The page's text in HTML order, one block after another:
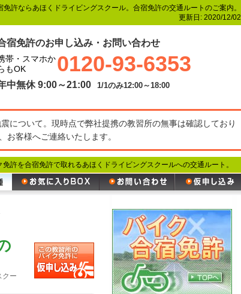
免許ならあほくドライビングスクール。合宿免許の交通ルートのご案内。
更新日: 2020/12/02
宿免許のお申し込み・お問い合わせ
帯・スマホか
もOK
0120-93-6353
中無休 9:00～21:00 1/1のみ12:00～18:00
について。現時点で弊社提携の教習所の無事は確認しており
お客様へご連絡いたします。
許を合宿免許で取れるあほくドライビングスクールへの交通ルート。
クー